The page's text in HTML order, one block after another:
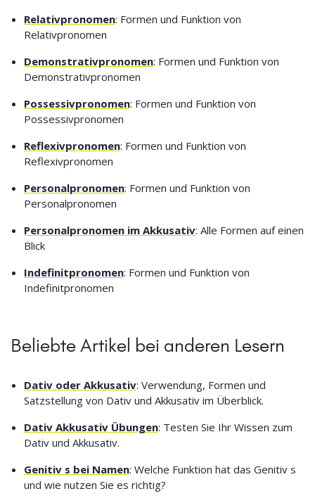
Relativpronomen: Formen und Funktion von
Relativpronomen
Demonstrativpronomen: Formen und Funktion von
Demonstrativpronomen
Possessivpronomen: Formen und Funktion von
Possessivpronomen
Reflexivpronomen: Formen und Funktion von
Reflexivpronomen
Personalpronomen: Formen und Funktion von
Personalpronomen
Personalpronomen im Akkusativ: Alle Formen auf einen
Blick
Indefinitpronomen: Formen und Funktion von
Indefinitpronomen
Beliebte Artikel bei anderen Lesern
Dativ oder Akkusativ: Verwendung, Formen und
Satzstellung von Dativ und Akkusativ im Überblick.
Dativ Akkusativ Übungen: Testen Sie Ihr Wissen zum
Dativ und Akkusativ.
Genitiv s bei Namen: Welche Funktion hat das Genitiv s
und wie nutzen Sie es richtig?